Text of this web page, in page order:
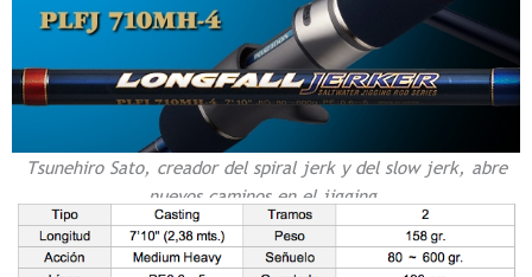
Tsunehiro Sato, creador del spiral jerk y del slow jerk, abre
nuevos caminos en el jigging.